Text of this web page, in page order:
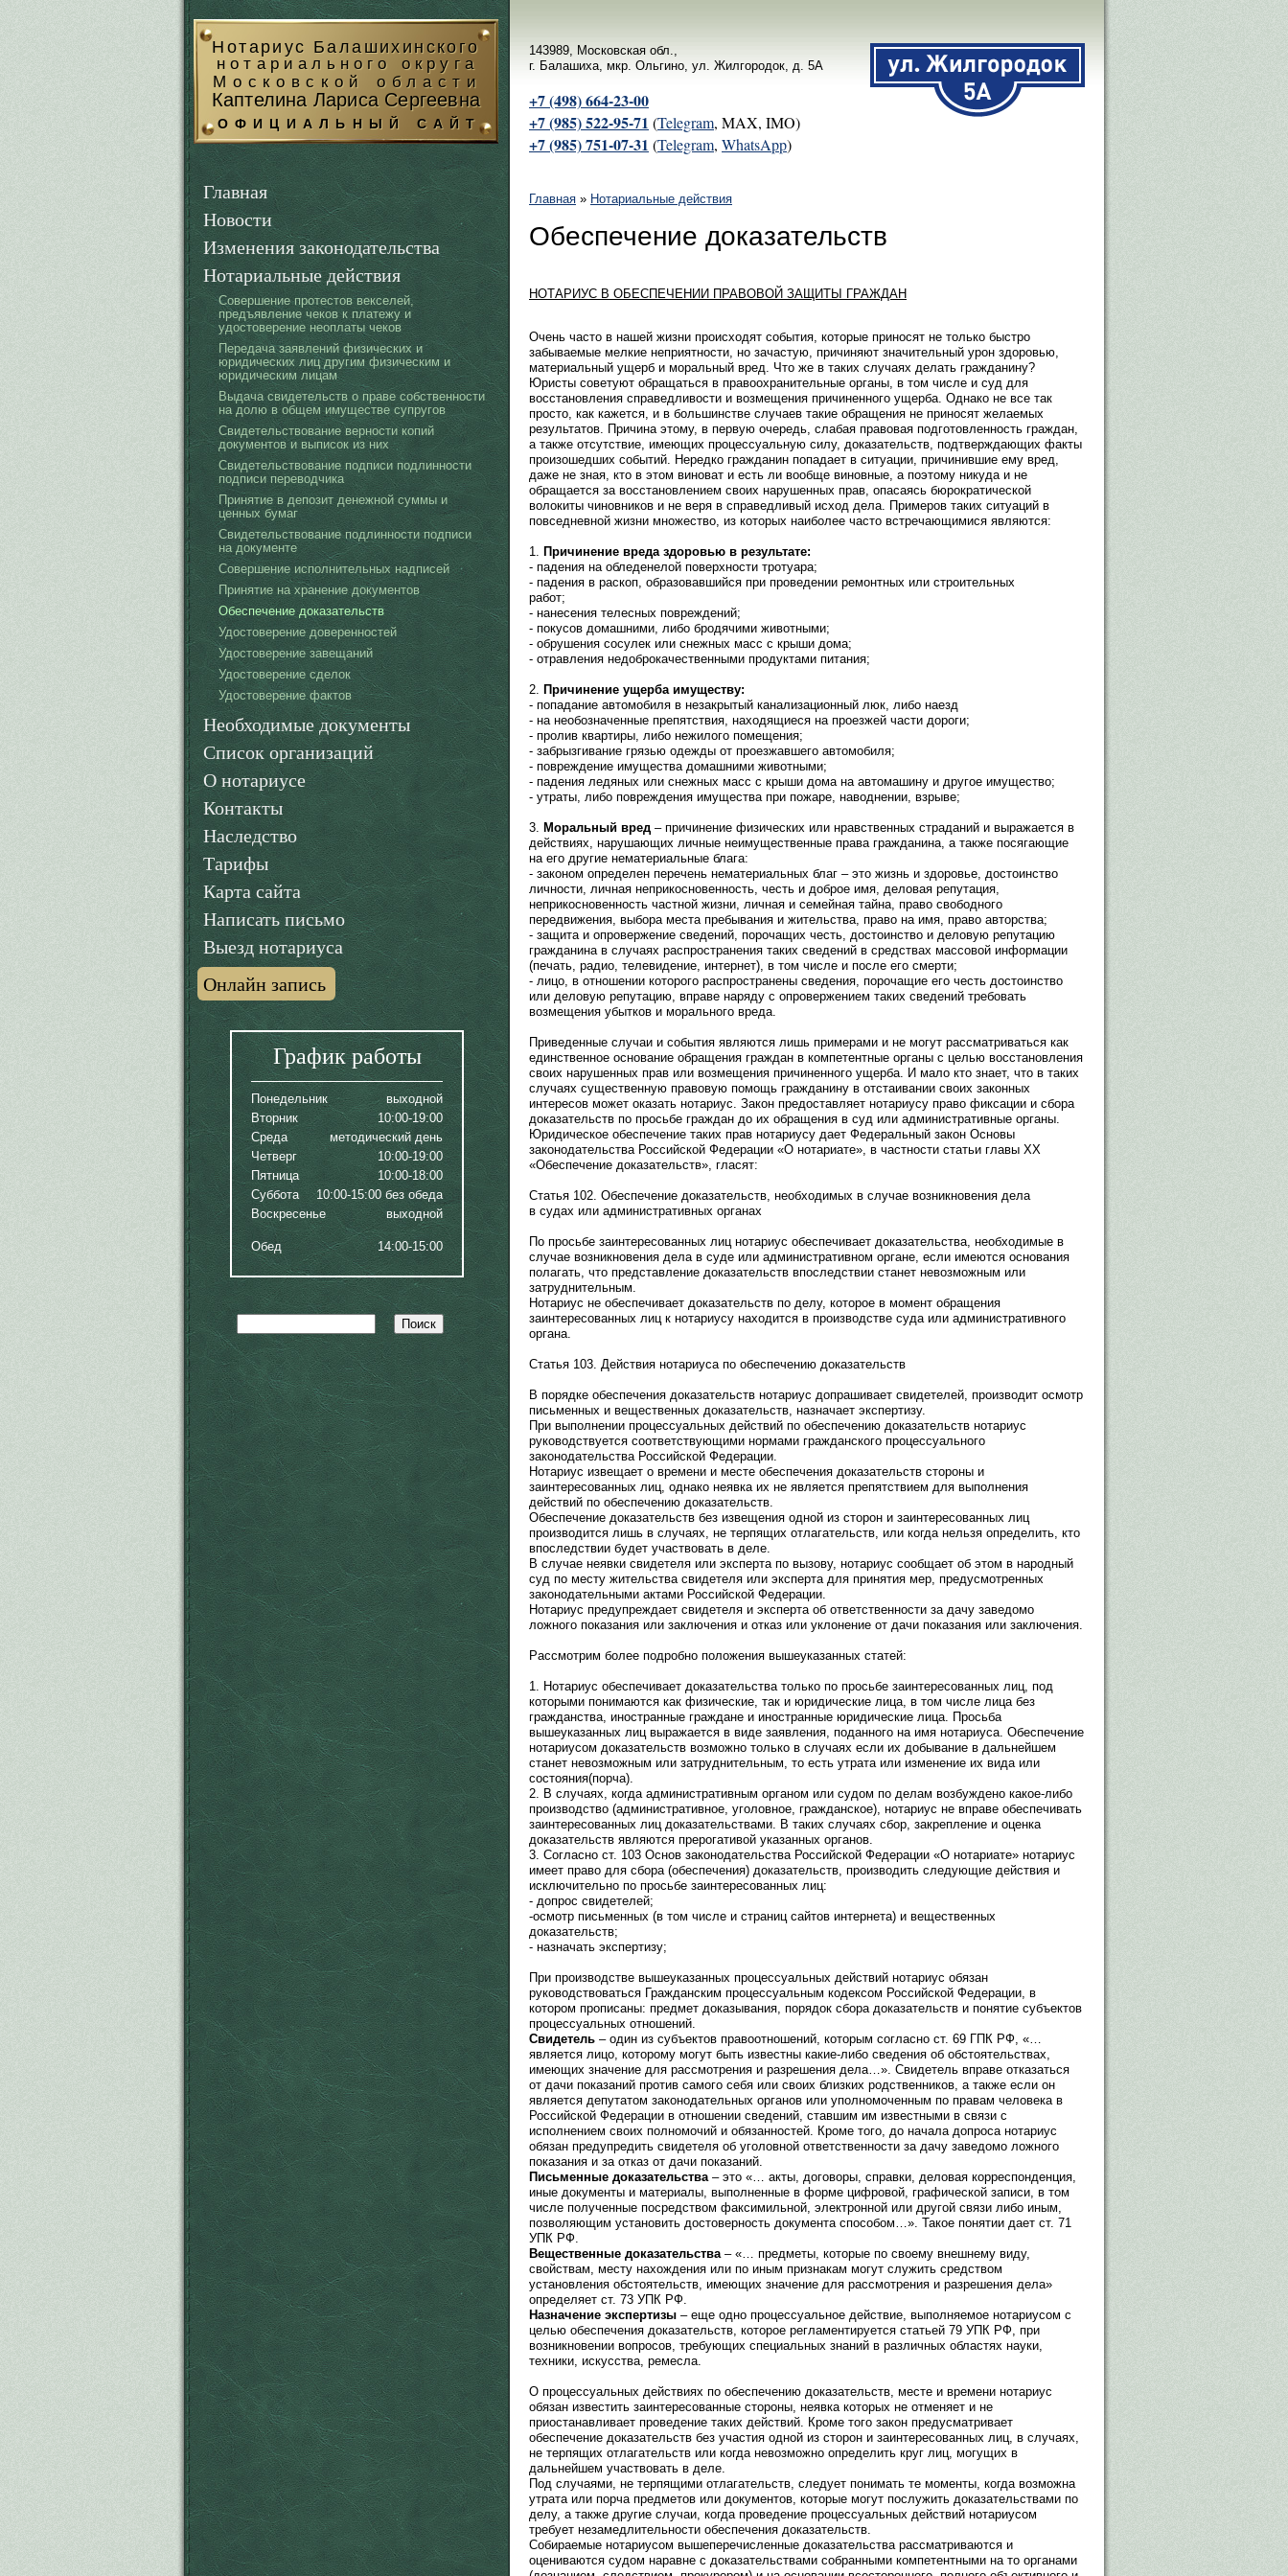
Перейти к основному содержанию
Нотариус Балашихинского
нотариального округа
Московской области
Каптелина Лариса Сергеевна
ОФИЦИАЛЬНЫЙ САЙТ
Главная
Новости
Изменения законодательства
Нотариальные действия
Совершение протестов векселей,
предъявление чеков к платежу и
удостоверение неоплаты чеков
Передача заявлений физических и
юридических лиц другим физическим и
юридическим лицам
Выдача свидетельств о праве собственности
на долю в общем имуществе супругов
Свидетельствование верности копий
документов и выписок из них
Свидетельствование подписи подлинности
подписи переводчика
Принятие в депозит денежной суммы и
ценных бумаг
Свидетельствование подлинности подписи
на документе
Совершение исполнительных надписей
Принятие на хранение документов
Обеспечение доказательств
Удостоверение доверенностей
Удостоверение завещаний
Удостоверение сделок
Удостоверение фактов
Необходимые документы
Список организаций
О нотариусе
Контакты
Наследство
Тарифы
Карта сайта
Написать письмо
Выезд нотариуса
Онлайн запись
График работы
Понедельник
выходной
Вторник
10:00-19:00
Среда
методический день
Четверг
10:00-19:00
Пятница
10:00-18:00
Суббота
10:00-15:00 без обеда
Воскресенье
выходной
Обед 14:00-15:00
143989, Московская обл.,
г. Балашиха, мкр. Ольгино, ул. Жилгородок, д. 5А
+7 (498) 664-23-00
+7 (985) 522-95-71 (Telegram, MAX, IMO)
+7 (985) 751-07-31 (Telegram, WhatsApp)
Вы здесь
Главная » Нотариальные действия
Обеспечение доказательств
НОТАРИУС В ОБЕСПЕЧЕНИИ ПРАВОВОЙ ЗАЩИТЫ ГРАЖДАН
Очень часто в нашей жизни происходят события, которые приносят не только быстро
забываемые мелкие неприятности, но зачастую, причиняют значительный урон здоровью,
материальный ущерб и моральный вред. Что же в таких случаях делать гражданину?
Юристы советуют обращаться в правоохранительные органы, в том числе и суд для
восстановления справедливости и возмещения причиненного ущерба. Однако не все так
просто, как кажется, и в большинстве случаев такие обращения не приносят желаемых
результатов. Причина этому, в первую очередь, слабая правовая подготовленность граждан,
а также отсутствие, имеющих процессуальную силу, доказательств, подтверждающих факты
произошедших событий. Нередко гражданин попадает в ситуации, причинившие ему вред,
даже не зная, кто в этом виноват и есть ли вообще виновные, а поэтому никуда и не
обращается за восстановлением своих нарушенных прав, опасаясь бюрократической
волокиты чиновников и не веря в справедливый исход дела. Примеров таких ситуаций в
повседневной жизни множество, из которых наиболее часто встречающимися являются:
1. Причинение вреда здоровью в результате:
- падения на обледенелой поверхности тротуара;
- падения в раскоп, образовавшийся при проведении ремонтных или строительных
работ;
- нанесения телесных повреждений;
- покусов домашними, либо бродячими животными;
- обрушения сосулек или снежных масс с крыши дома;
- отравления недоброкачественными продуктами питания;
2. Причинение ущерба имуществу:
- попадание автомобиля в незакрытый канализационный люк, либо наезд
- на необозначенные препятствия, находящиеся на проезжей части дороги;
- пролив квартиры, либо нежилого помещения;
- забрызгивание грязью одежды от проезжавшего автомобиля;
- повреждение имущества домашними животными;
- падения ледяных или снежных масс с крыши дома на автомашину и другое имущество;
- утраты, либо повреждения имущества при пожаре, наводнении, взрыве;
3. Моральный вред – причинение физических или нравственных страданий и выражается в
действиях, нарушающих личные неимущественные права гражданина, а также посягающие
на его другие нематериальные блага:
- законом определен перечень нематериальных благ – это жизнь и здоровье, достоинство
личности, личная неприкосновенность, честь и доброе имя, деловая репутация,
неприкосновенность частной жизни, личная и семейная тайна, право свободного
передвижения, выбора места пребывания и жительства, право на имя, право авторства;
- защита и опровержение сведений, порочащих честь, достоинство и деловую репутацию
гражданина в случаях распространения таких сведений в средствах массовой информации
(печать, радио, телевидение, интернет), в том числе и после его смерти;
- лицо, в отношении которого распространены сведения, порочащие его честь достоинство
или деловую репутацию, вправе наряду с опровержением таких сведений требовать
возмещения убытков и морального вреда.
Приведенные случаи и события являются лишь примерами и не могут рассматриваться как
единственное основание обращения граждан в компетентные органы с целью восстановления
своих нарушенных прав или возмещения причиненного ущерба. И мало кто знает, что в таких
случаях существенную правовую помощь гражданину в отстаивании своих законных
интересов может оказать нотариус. Закон предоставляет нотариусу право фиксации и сбора
доказательств по просьбе граждан до их обращения в суд или административные органы.
Юридическое обеспечение таких прав нотариусу дает Федеральный закон Основы
законодательства Российской Федерации «О нотариате», в частности статьи главы ХХ
«Обеспечение доказательств», гласят:
Статья 102. Обеспечение доказательств, необходимых в случае возникновения дела
в судах или административных органах
По просьбе заинтересованных лиц нотариус обеспечивает доказательства, необходимые в
случае возникновения дела в суде или административном органе, если имеются основания
полагать, что представление доказательств впоследствии станет невозможным или
затруднительным.
Нотариус не обеспечивает доказательств по делу, которое в момент обращения
заинтересованных лиц к нотариусу находится в производстве суда или административного
органа.
Статья 103. Действия нотариуса по обеспечению доказательств
В порядке обеспечения доказательств нотариус допрашивает свидетелей, производит осмотр
письменных и вещественных доказательств, назначает экспертизу.
При выполнении процессуальных действий по обеспечению доказательств нотариус
руководствуется соответствующими нормами гражданского процессуального
законодательства Российской Федерации.
Нотариус извещает о времени и месте обеспечения доказательств стороны и
заинтересованных лиц, однако неявка их не является препятствием для выполнения
действий по обеспечению доказательств.
Обеспечение доказательств без извещения одной из сторон и заинтересованных лиц
производится лишь в случаях, не терпящих отлагательств, или когда нельзя определить, кто
впоследствии будет участвовать в деле.
В случае неявки свидетеля или эксперта по вызову, нотариус сообщает об этом в народный
суд по месту жительства свидетеля или эксперта для принятия мер, предусмотренных
законодательными актами Российской Федерации.
Нотариус предупреждает свидетеля и эксперта об ответственности за дачу заведомо
ложного показания или заключения и отказ или уклонение от дачи показания или заключения.
Рассмотрим более подробно положения вышеуказанных статей:
1. Нотариус обеспечивает доказательства только по просьбе заинтересованных лиц, под
которыми понимаются как физические, так и юридические лица, в том числе лица без
гражданства, иностранные граждане и иностранные юридические лица. Просьба
вышеуказанных лиц выражается в виде заявления, поданного на имя нотариуса. Обеспечение
нотариусом доказательств возможно только в случаях если их добывание в дальнейшем
станет невозможным или затруднительным, то есть утрата или изменение их вида или
состояния(порча).
2. В случаях, когда административным органом или судом по делам возбуждено какое-либо
производство (административное, уголовное, гражданское), нотариус не вправе обеспечивать
заинтересованных лиц доказательствами. В таких случаях сбор, закрепление и оценка
доказательств являются прерогативой указанных органов.
3. Согласно ст. 103 Основ законодательства Российской Федерации «О нотариате» нотариус
имеет право для сбора (обеспечения) доказательств, производить следующие действия и
исключительно по просьбе заинтересованных лиц:
- допрос свидетелей;
-осмотр письменных (в том числе и страниц сайтов интернета) и вещественных
доказательств;
- назначать экспертизу;
При производстве вышеуказанных процессуальных действий нотариус обязан
руководствоваться Гражданским процессуальным кодексом Российской Федерации, в
котором прописаны: предмет доказывания, порядок сбора доказательств и понятие субъектов
процессуальных отношений.
Свидетель – один из субъектов правоотношений, которым согласно ст. 69 ГПК РФ, «…
является лицо, которому могут быть известны какие-либо сведения об обстоятельствах,
имеющих значение для рассмотрения и разрешения дела…». Свидетель вправе отказаться
от дачи показаний против самого себя или своих близких родственников, а также если он
является депутатом законодательных органов или уполномоченным по правам человека в
Российской Федерации в отношении сведений, ставшим им известными в связи с
исполнением своих полномочий и обязанностей. Кроме того, до начала допроса нотариус
обязан предупредить свидетеля об уголовной ответственности за дачу заведомо ложного
показания и за отказ от дачи показаний.
Письменные доказательства – это «… акты, договоры, справки, деловая корреспонденция,
иные документы и материалы, выполненные в форме цифровой, графической записи, в том
числе полученные посредством факсимильной, электронной или другой связи либо иным,
позволяющим установить достоверность документа способом…». Такое понятии дает ст. 71
УПК РФ.
Вещественные доказательства – «… предметы, которые по своему внешнему виду,
свойствам, месту нахождения или по иным признакам могут служить средством
установления обстоятельств, имеющих значение для рассмотрения и разрешения дела»
определяет ст. 73 УПК РФ.
Назначение экспертизы – еще одно процессуальное действие, выполняемое нотариусом с
целью обеспечения доказательств, которое регламентируется статьей 79 УПК РФ, при
возникновении вопросов, требующих специальных знаний в различных областях науки,
техники, искусства, ремесла.
О процессуальных действиях по обеспечению доказательств, месте и времени нотариус
обязан известить заинтересованные стороны, неявка которых не отменяет и не
приостанавливает проведение таких действий. Кроме того закон предусматривает
обеспечение доказательств без участия одной из сторон и заинтересованных лиц, в случаях,
не терпящих отлагательств или когда невозможно определить круг лиц, могущих в
дальнейшем участвовать в деле.
Под случаями, не терпящими отлагательств, следует понимать те моменты, когда возможна
утрата или порча предметов или документов, которые могут послужить доказательствами по
делу, а также другие случаи, когда проведение процессуальных действий нотариусом
требует незамедлительности обеспечения доказательств.
Собираемые нотариусом вышеперечисленные доказательства рассматриваются и
оцениваются судом наравне с доказательствами собранными компетентными на то органами